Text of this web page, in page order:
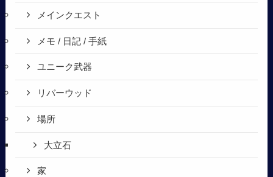
メインクエスト
メモ / 日記 / 手紙
ユニーク武器
リバーウッド
場所
大立石
家